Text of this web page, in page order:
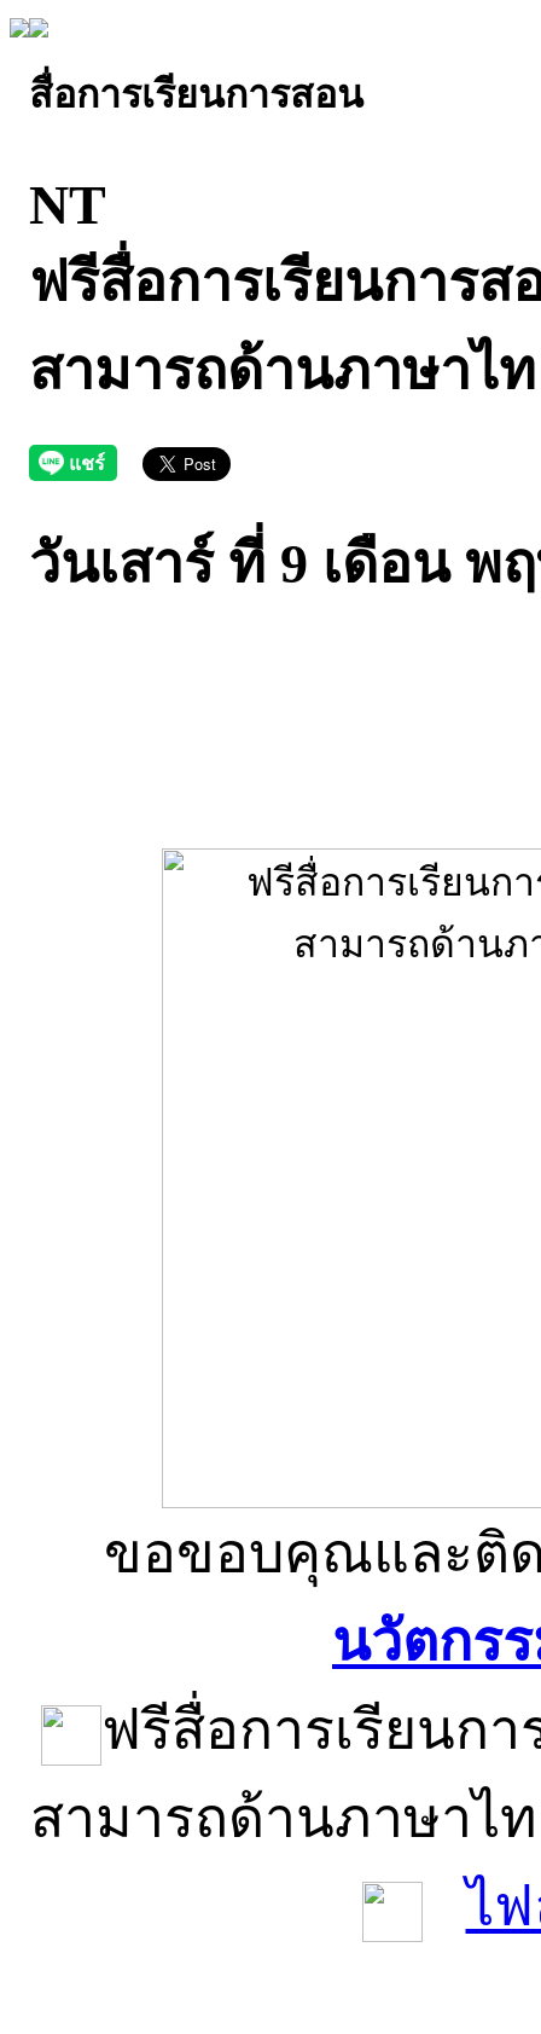
สื่อการเรียนการสอน
NT
ฟรีสื่อการเรียนการส
สามารถด้านภาษาไ
วันเสาร์ ที่ 9 เดือน พ
ขอขอบคุณและติ
นวัตกร
ฟรีสื่อการเรียนก
สามารถด้านภาษา
ไ